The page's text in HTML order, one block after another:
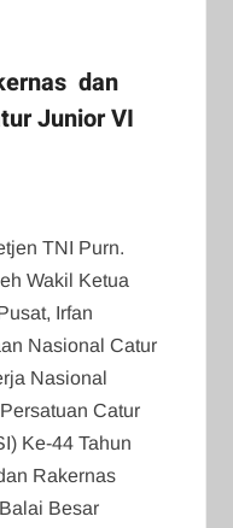
dan
Junior VI
TNI Purn.
Wakil Ketua
Irfan
Nasional Catur
Nasional
Catur
Ke-44 Tahun
Rakernas
Besar